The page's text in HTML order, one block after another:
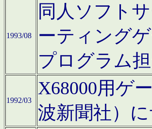
1993/08
同人ソフト
ーティング
プログラム
1992/03
X68000用ゲ
波新聞社）